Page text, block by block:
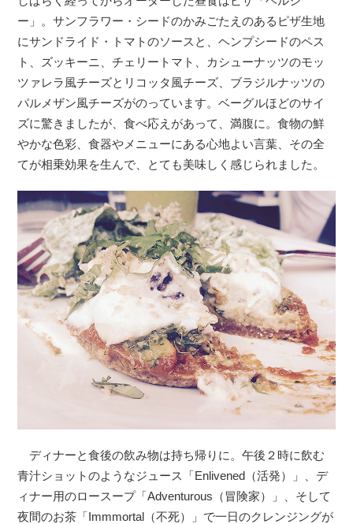
ー」。サンフラワー・シードのかみごたえのあるピザ生地
にサンドライド・トマトのソースと、ヘンプシードのペス
ト、ズッキーニ、チェリートマト、カシューナッツのモッ
ツァレラ風チーズとリコッタ風チーズ、ブラジルナッツの
パルメザン風チーズがのっています。ベーグルほどのサイ
ズに驚きましたが、食べ応えがあって、満腹に。食物の鮮
やかな色彩、食器やメニューにある心地よい言葉、その全
てが相乗効果を生んで、とても美味しく感じられました。
ディナーと食後の飲み物は持ち帰りに。午後２時に飲む
青汁ショットのようなジュース「Enlivened（活発）」、デ
ィナー用のロースープ「Adventurous（冒険家）」、そして
夜間のお茶「Immmortal（不死）」で一日のクレンジングが